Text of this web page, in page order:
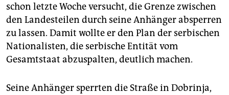
schon letzte Woche versucht, die Grenze zwischen
den Landesteilen durch seine Anhänger absperren
zu lassen. Damit wollte er den Plan der serbischen
Nationalisten, die serbische Entität vom
Gesamtstaat abzuspalten, deutlich machen.
Seine Anhänger sperrten die Straße in Dobrinja,